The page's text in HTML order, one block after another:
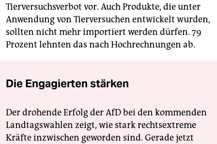
Tierversuchsverbot vor. Auch Produkte, die unter
Anwendung von Tierversuchen entwickelt wurden,
sollten nicht mehr importiert werden dürfen. 79
Prozent lehnten das nach Hochrechnungen ab.
Die Engagierten stärken
Der drohende Erfolg der AfD bei den kommenden
Landtagswahlen zeigt, wie stark rechtsextreme
Kräfte inzwischen geworden sind. Gerade jetzt